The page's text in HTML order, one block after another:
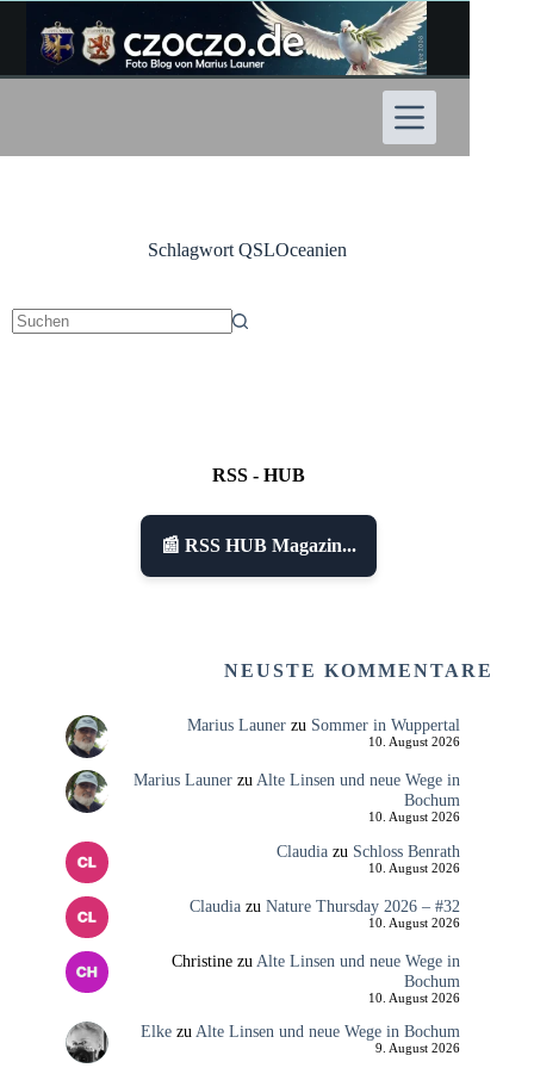
Inhalt
springen
SchlagwortQSLOceanien
RSS - HUB
📰 RSS HUB Magazin...
NEUSTE KOMMENTARE
Marius Launerzu Sommer in Wuppertal
10. August 2026
Marius LaunerzuAlte Linsen und neue Wege in
Bochum
10. August 2026
Claudiazu Schloss Benrath
10. August 2026
Claudiazu Nature Thursday 2026 – #32
10. August 2026
Christinezu Alte Linsen und neue Wege in
Bochum
10. August 2026
Elkezu Alte Linsen und neue Wege in Bochum
9. August 2026